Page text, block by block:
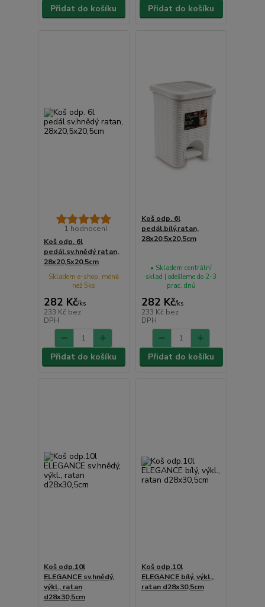
Přidat do košíku Přidat do košíku
1 hodnocení
Koš odp. 6l
pedál.sv.hnědý ratan,
28x20,5x20,5cm
282 Kč/ks
233 Kč bez
DPH
Skladem e-shop, méně
než 5ks
Přidat do košíku
Koš odp. 6l
pedál.bílý,ratan,
28x20,5x20,5cm
282 Kč/ks
233 Kč bez
DPH
• Skladem centrální
sklad | odešleme do 2-3
prac. dnů
Přidat do košíku
Koš odp.10l
ELEGANCE sv.hnědý,
výkl., ratan
d28x30,5cm
Koš odp.10l
ELEGANCE bílý, výkl.,
ratan d28x30,5cm